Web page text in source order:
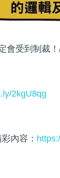
會受到制裁
2kgU8qg
內容：